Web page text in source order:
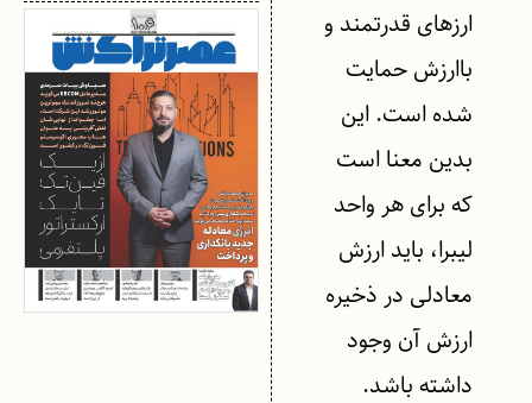
ارزهای قدرتمند و
باارزش حمایت
شده است. این
بدین معنا است
که برای هر واحد
لیبرا، باید ارزش
معادلی در ذخیره
ارزش آن وجود
داشته باشد.